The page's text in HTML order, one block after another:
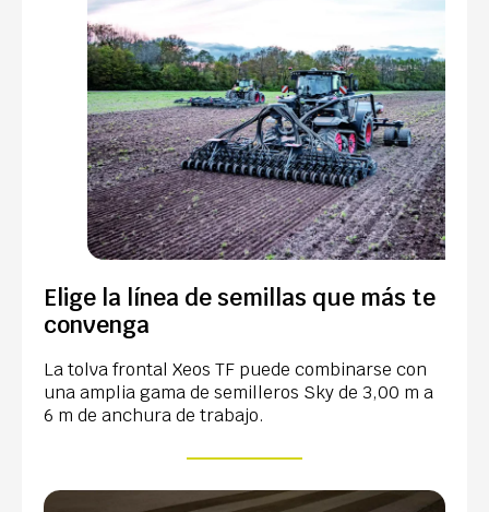
Elige la línea de semillas que más te
convenga
La tolva frontal Xeos TF puede combinarse con
una amplia gama de semilleros Sky de 3,00 m a
6 m de anchura de trabajo.